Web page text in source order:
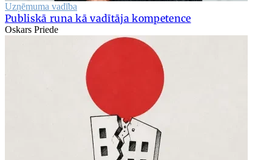
Uzņēmuma vadība
Publiskā runa kā vadītāja kompetence
Oskars Priede